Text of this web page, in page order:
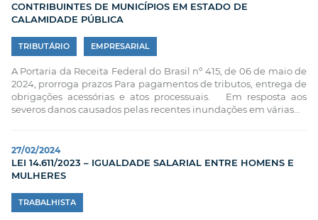
CONTRIBUINTES DE MUNICÍPIOS EM ESTADO DE
CALAMIDADE PÚBLICA
TRIBUTÁRIO EMPRESARIAL
A Portaria da Receita Federal do Brasil nº 415, de 06 de maio de
2024, prorroga prazos Para pagamentos de tributos, entrega de
obrigações acessórias e atos processuais. Em resposta aos
severos danos causados pelas recentes inundações em várias...
27/02/2024
LEI 14.611/2023 – IGUALDADE SALARIAL ENTRE HOMENS E
MULHERES
TRABALHISTA